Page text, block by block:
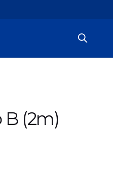
B (2m)